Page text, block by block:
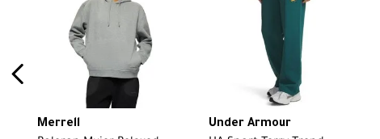
Merrell
Under Armour